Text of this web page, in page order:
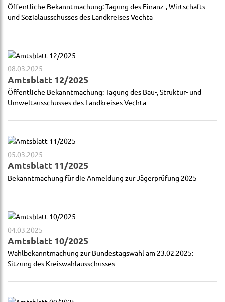
Öffentliche Bekanntmachung: Tagung des Finanz-, Wirtschafts-
und Sozialausschusses des Landkreises Vechta
08.03.2025
Amtsblatt 12/2025
Öffentliche Bekanntmachung: Tagung des Bau-, Struktur- und
Umweltausschusses des Landkreises Vechta
05.03.2025
Amtsblatt 11/2025
Bekanntmachung für die Anmeldung zur Jägerprüfung 2025
04.03.2025
Amtsblatt 10/2025
Wahlbekanntmachung zur Bundestagswahl am 23.02.2025:
Sitzung des Kreiswahlausschusses